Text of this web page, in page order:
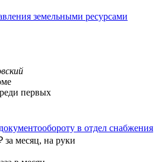
земельными ресурсами
первых
в отдел снабжения
за месяц, на руки